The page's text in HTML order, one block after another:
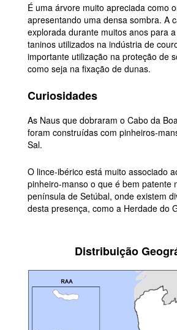
É uma árvore muito apreciada como
apresentando uma densa sombra. A
explorada durante muitos anos para
taninos utilizados na indústria de
importante utilização na proteção de
como seja na fixação de dunas.
Curiosidades
As Naus que dobraram o Cabo da
foram construídas com pinheiros-
Sal.
O lince-ibérico está muito associado
pinheiro-manso o que é bem patente
península de Setúbal, onde existem
desta presença, como a Herdade do
Distribuição